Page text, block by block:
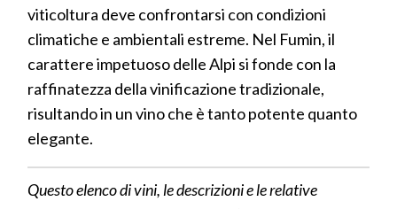
viticoltura deve confrontarsi con condizioni
climatiche e ambientali estreme. Nel Fumin, il
carattere impetuoso delle Alpi si fonde con la
raffinatezza della vinificazione tradizionale,
risultando in un vino che è tanto potente quanto
elegante.
Questo elenco di vini, le descrizioni e le relative